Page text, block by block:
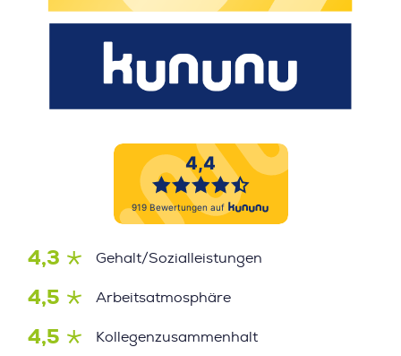
4,3 Gehalt/Sozialleistungen
4,5 Arbeitsatmosphäre
4,5 Kollegenzusammenhalt